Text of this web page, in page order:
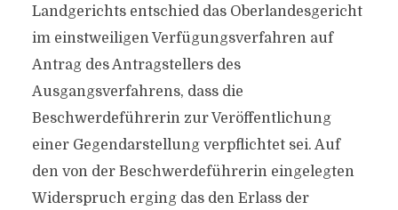
Landgerichts entschied das Oberlandesgericht
im einstweiligen Verfügungsverfahren auf
Antrag des Antragstellers des
Ausgangsverfahrens, dass die
Beschwerdeführerin zur Veröffentlichung
einer Gegendarstellung verpflichtet sei. Auf
den von der Beschwerdeführerin eingelegten
Widerspruch erging das den Erlass der